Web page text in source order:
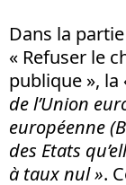
Dans la
« Refuser le
publique », la
de l’Union
européenne
des Etats
à taux nul ».